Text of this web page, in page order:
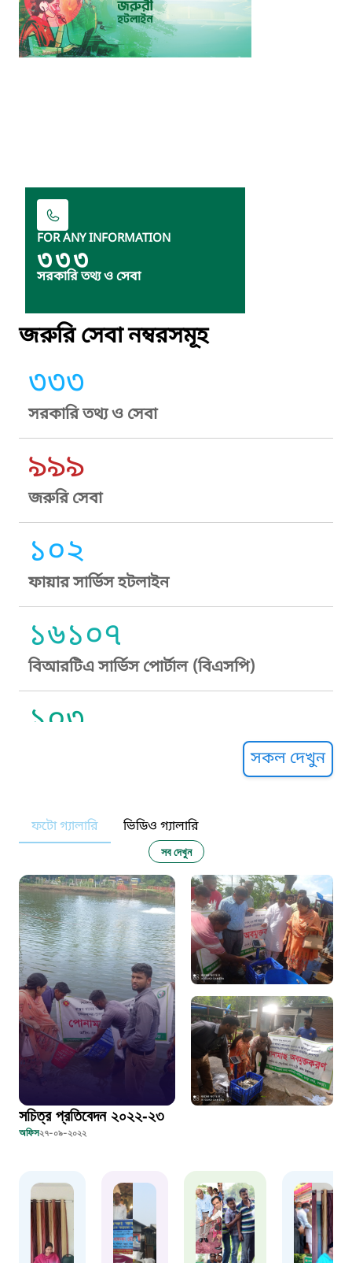
FOR ANY INFORMATION
৩৩৩
সরকারি তথ্য ও সেবা
জরুরি সেবা নম্বরসমূহ
৩৩৩
সরকারি তথ্য ও সেবা
৯৯৯
জরুরি সেবা
১০২
ফায়ার সার্ভিস হটলাইন
১৬১০৭
বিআরটিএ সার্ভিস পোর্টাল (বিএসপি)
১০৩
নারী ও শিশু নির্যাতন প্রতিরোধ
১০৬
দুদক
১০২
দুর্যোগের আগাম বার্তা
১৬১২২
১০৯৮
১৬১০৯
বাংলাদেশ কর্মচারী কল্যাণ বোর্ড হটলাইন
সকল দেখুন
ফটো গ্যালারি ভিডিও গ্যালারি
সব দেখুন
সচিত্র প্রতিবেদন ২০২২-২৩
অফিস২৭-০৯-২০২২